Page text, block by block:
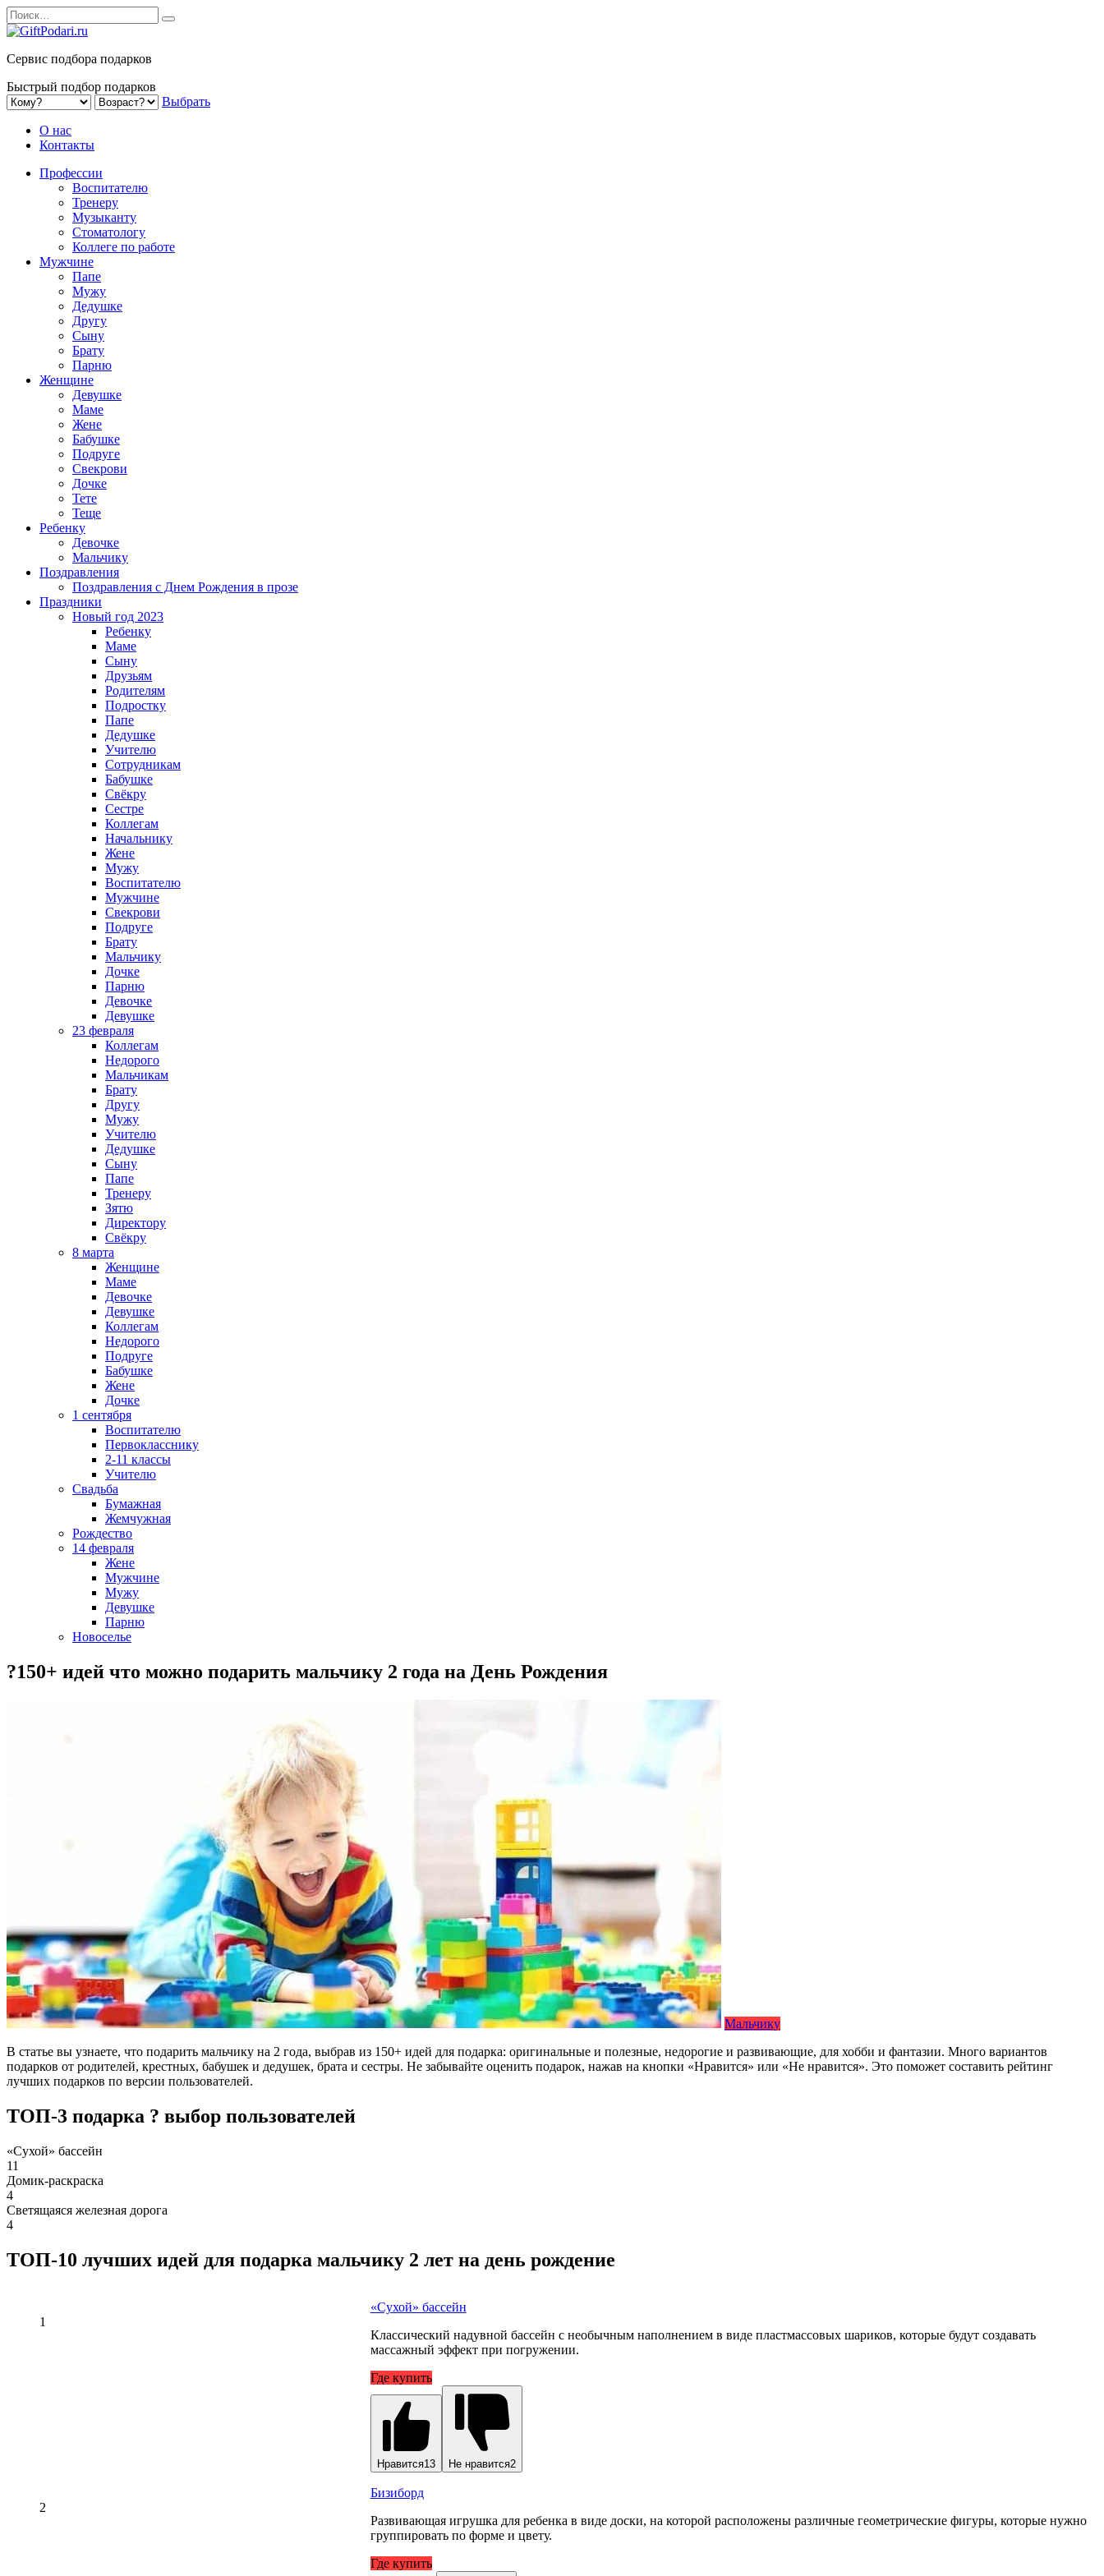
Перейти
к
Search
for:
Сервис подбора подарков
Быстрый подбор подарков
Выбрать
О нас
Контакты
Профессии
Воспитателю
Тренеру
Музыканту
Стоматологу
Коллеге по работе
Мужчине
Папе
Мужу
Дедушке
Другу
Сыну
Брату
Парню
Женщине
Девушке
Маме
Жене
Бабушке
Подруге
Свекрови
Дочке
Тете
Теще
Ребенку
Девочке
Мальчику
Поздравления
Поздравления с Днем Рождения в прозе
Праздники
Новый год 2023
Ребенку
Маме
Сыну
Друзьям
Родителям
Подростку
Папе
Дедушке
Учителю
Сотрудникам
Бабушке
Свёкру
Сестре
Коллегам
Начальнику
Жене
Мужу
Воспитателю
Мужчине
Свекрови
Подруге
Брату
Мальчику
Дочке
Парню
Девочке
Девушке
23 февраля
Коллегам
Недорого
Мальчикам
Брату
Другу
Мужу
Учителю
Дедушке
Сыну
Папе
Тренеру
Зятю
Директору
Свёкру
8 марта
Женщине
Маме
Девочке
Девушке
Коллегам
Недорого
Подруге
Бабушке
Жене
Дочке
1 сентября
Воспитателю
Первокласснику
2-11 классы
Учителю
Свадьба
Бумажная
Жемчужная
Рождество
14 февраля
Жене
Мужчине
Мужу
Девушке
Парню
Новоселье
?150+ идей что можно подарить мальчику 2 года на День Рождения
Мальчику
В статье вы узнаете, что подарить мальчику на 2 года, выбрав из 150+ идей для подарка: оригинальные и полезные, недорогие и развивающие, для хобби и фантазии. Много вариантов
подарков от родителей, крестных, бабушек и дедушек, брата и сестры. Не забывайте оценить подарок, нажав на кнопки «Нравится» или «Не нравится». Это поможет составить рейтинг
лучших подарков по версии пользователей.
ТОП-3 подарка ? выбор пользователей
«Сухой» бассейн
11
Домик-раскраска
4
Светящаяся железная дорога
4
ТОП-10 лучших идей для подарка мальчику 2 лет на день рождение
1
«Сухой» бассейн
Классический надувной бассейн с необычным наполнением в виде пластмассовых шариков, которые будут создавать
массажный эффект при погружении.
Где купить
Нравится13 Не нравится2
2
Бизиборд
Развивающая игрушка для ребенка в виде доски, на которой расположены различные геометрические фигуры, которые нужно
группировать по форме и цвету.
Где купить